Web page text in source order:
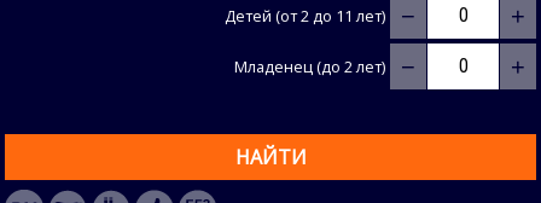
Детей (от 2 до 11 лет) − +
Младенец (до 2 лет) − +
НАЙТИ